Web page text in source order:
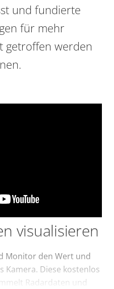
und fundierte
für mehr
getroffen werden
visualisieren
Monitor den Wert und
Kamera. Diese kostenlos
Radardaten und